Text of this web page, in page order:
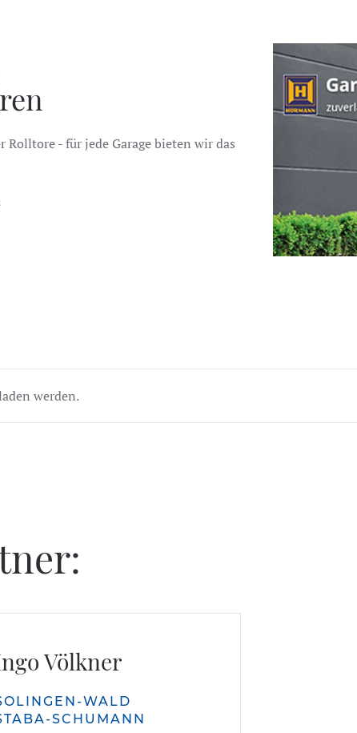
- für jede Garage bieten wir das
werden.
Völkner
WALD
SCHUMANN